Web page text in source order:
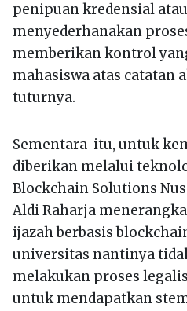
penipuan kredensial
menyederhanakan
memberikan kontrol
mahasiswa atas catatan
tuturnya.
Sementara itu, untuk
diberikan melalui
Blockchain Solutions
Aldi Raharja
ijazah berbasis
universitas nantinya
melakukan proses
untuk mendapatkan